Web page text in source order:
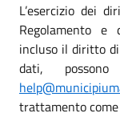
L’esercizio dei
Regolamento e
incluso il diritto
dati,
trattamento